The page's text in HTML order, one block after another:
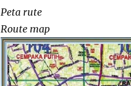
Peta rute
Route map